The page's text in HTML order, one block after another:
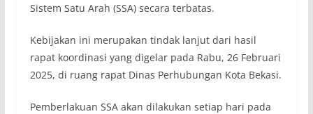
Sistem Satu Arah (SSA) secara terbatas.
Kebijakan ini merupakan tindak lanjut dari hasil
rapat koordinasi yang digelar pada Rabu, 26 Februari
2025, di ruang rapat Dinas Perhubungan Kota Bekasi.
Pemberlakuan SSA akan dilakukan setiap hari pada